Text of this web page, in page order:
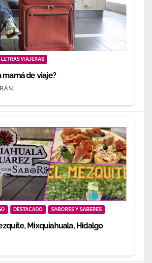
LETRAS VIAJERAS
mamá de viaje?
DESTACADO SABORES Y SABERES
Mixquiahuala, Hidalgo